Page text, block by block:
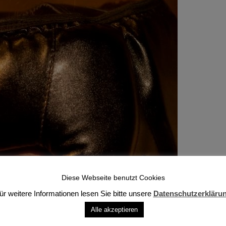
Diese Webseite benutzt Cookies
weitere Informationen lesen Sie bitte unsere
Alle akzeptieren